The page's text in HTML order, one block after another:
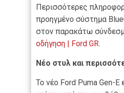
Περισσότερες
προηγμένο σύστημα
στον παρακάτω
οδήγηση | Ford GR.
Νέο στυλ και
Το νέο Ford Puma Gen-E